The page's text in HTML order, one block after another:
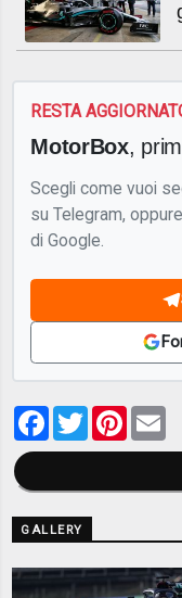
RESTA
MotorBox,
Scegli come vuoi
su Telegram,
di Google.
Facebook
Twitter
GALLERY